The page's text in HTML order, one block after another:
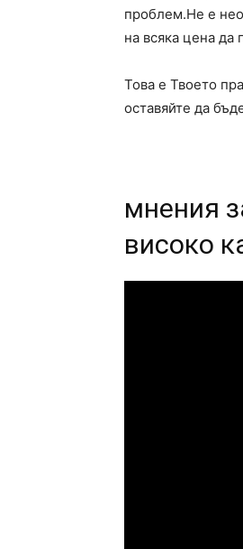
проблем.Не е
на всяка цена да
Това е Твоето
оставяйте да
мнения
високо